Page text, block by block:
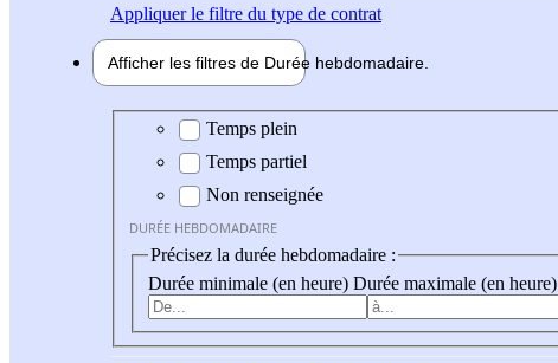
Appliquerle filtre du type de contrat
Afficher les filtres de Durée hebdomadaire
Durée hebdomadaire
Temps plein
Temps partiel
Non renseignée
DURÉE HEBDOMADAIRE
Précisez la durée hebdomadaire :
Durée minimale (en heure) Durée maximale (en heure)